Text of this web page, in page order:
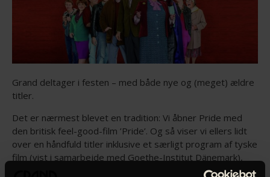
Grand deltager i festen – med både nye og (meget) ældre
titler.
Det er nærmest blevet en tradition: Vi åbner Pride med
den britisk feel-good-film ’Pride’. Og så viser vi ellers lidt
over en håndfuld titler inklusive et særligt program af tyske
film (vist i samarbejde med Goethe-Institut Dänemark),
der allerede for hundrede år siden arbejdede med